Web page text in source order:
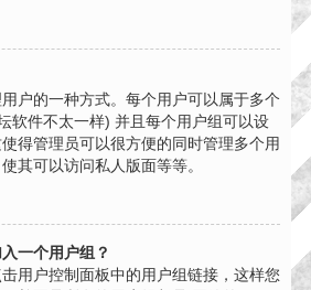
户的一种方式。每个用户可以属于多个
软件不太一样) 并且每个用户组可以设
得管理员可以很方便的同时管理多个用
其可以访问私人版面等等。
一个用户组？
用户控制面板中的用户组链接，这样您